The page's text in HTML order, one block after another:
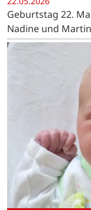
Geburtstag 22.
Nadine und